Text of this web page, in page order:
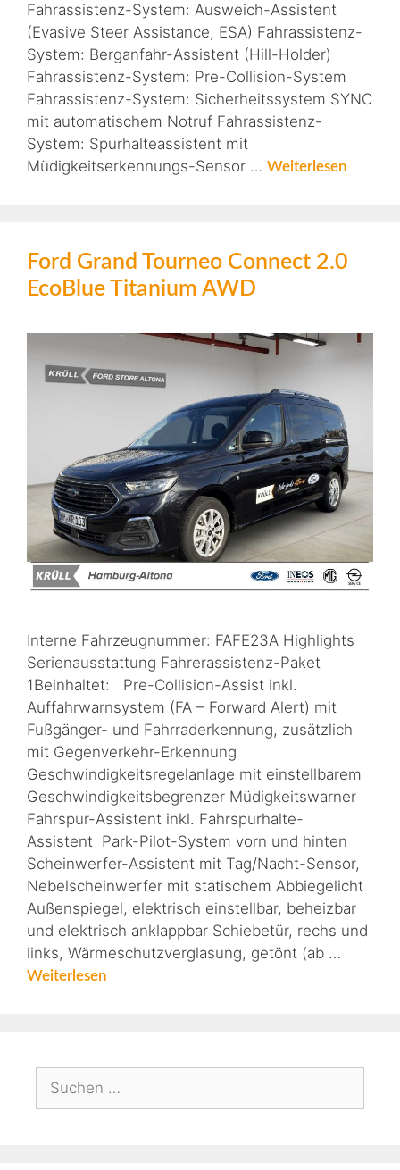
Fahrassistenz-System: Ausweich-Assistent
(Evasive Steer Assistance, ESA) Fahrassistenz-
System: Berganfahr-Assistent (Hill-Holder)
Fahrassistenz-System: Pre-Collision-System
Fahrassistenz-System: Sicherheitssystem SYNC
mit automatischem Notruf Fahrassistenz-
System: Spurhalteassistent mit
Müdigkeitserkennungs-Sensor … Weiterlesen
Ford Grand Tourneo Connect 2.0
EcoBlue Titanium AWD
Interne Fahrzeugnummer: FAFE23A Highlights
Serienausstattung Fahrerassistenz-Paket
1Beinhaltet: Pre-Collision-Assist inkl.
Auffahrwarnsystem (FA – Forward Alert) mit
Fußgänger- und Fahrraderkennung, zusätzlich
mit Gegenverkehr-Erkennung
Geschwindigkeitsregelanlage mit einstellbarem
Geschwindigkeitsbegrenzer Müdigkeitswarner
Fahrspur-Assistent inkl. Fahrspurhalte-
Assistent Park-Pilot-System vorn und hinten
Scheinwerfer-Assistent mit Tag/Nacht-Sensor,
Nebelscheinwerfer mit statischem Abbiegelicht
Außenspiegel, elektrisch einstellbar, beheizbar
und elektrisch anklappbar Schiebetür, rechs und
links, Wärmeschutzverglasung, getönt (ab …
Weiterlesen